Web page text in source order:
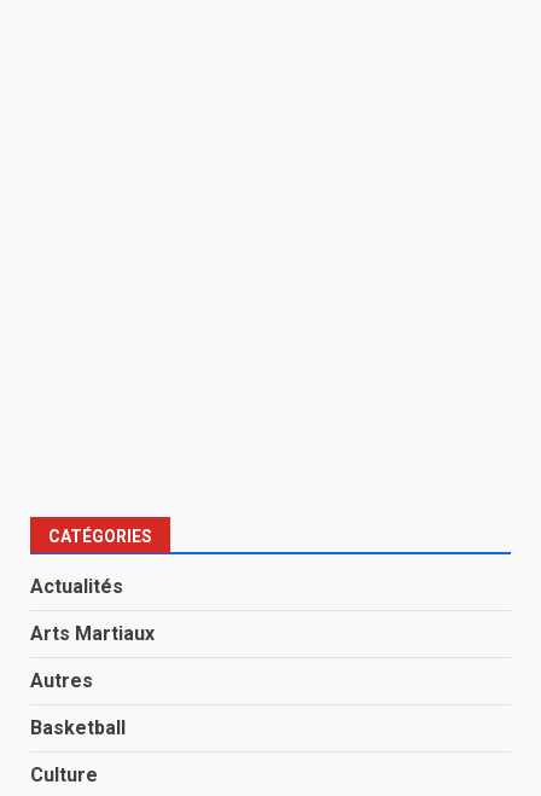
CATÉGORIES
Actualités
Arts Martiaux
Autres
Basketball
Culture